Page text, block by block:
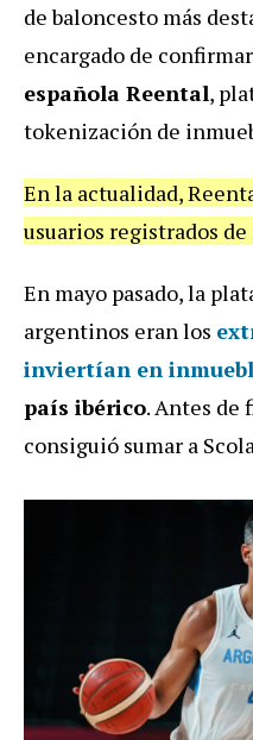
de baloncesto más
encargado de
española Reental,
tokenización de
En la actualidad,
usuarios registrados
En mayo pasado, la
argentinos eran los
inviertían en
país ibérico. Antes de
consiguió sumar a